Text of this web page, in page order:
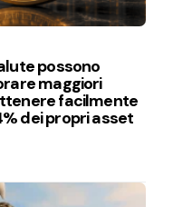
possono
maggiori
facilmente
dei propri asset